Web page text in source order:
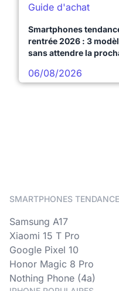
Guide d'achat
Smartphones
rentrée 2026 : 3
sans attendre la
06/08/2026
SMARTPHONES
Samsung A17
Xiaomi 15 T Pro
Google Pixel 10
Honor Magic 8 Pro
Nothing Phone (4a)